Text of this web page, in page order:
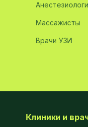
Анестезиологи
Массажисты
Врачи УЗИ
Клиники и